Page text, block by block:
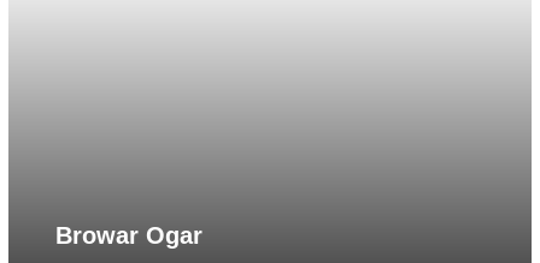
Browar Ogar